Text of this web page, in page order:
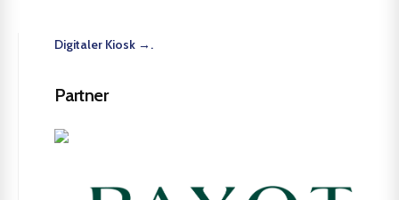
Digitaler Kiosk →.
Partner